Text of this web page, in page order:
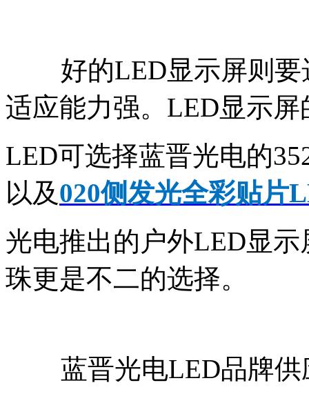
好的LED显示屏则要
适应能力强。LED显示屏
LED可选择蓝晋光电的
以及020侧发光全彩贴片
光电推出的户外LED显
珠更是不二的选择。
蓝晋光电LED品牌供